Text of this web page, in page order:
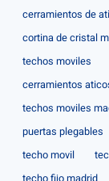
cerramientos de
cortina de cristal
techos moviles
cerramientos
techos moviles
puertas plegables
techo movil